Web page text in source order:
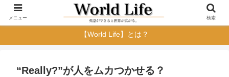
【World Life】とは？
“Really?”が人をムカつかせる？
メニュー 検索